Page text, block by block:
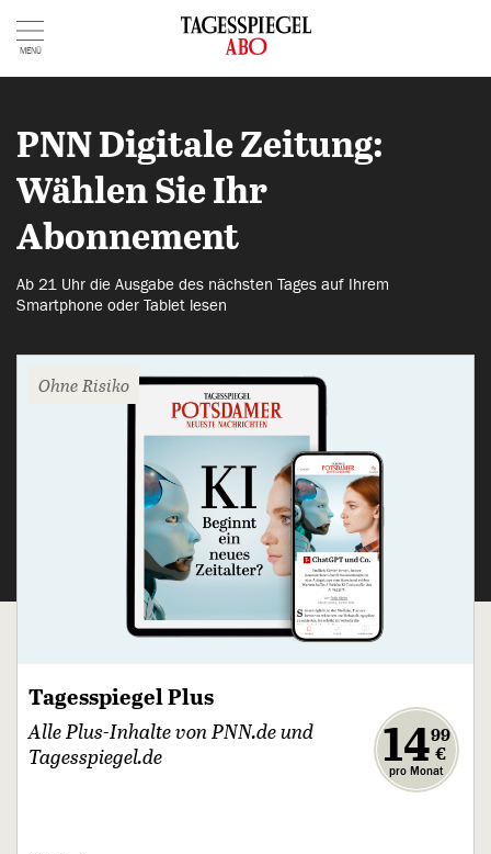
MENÜ
PNN Digitale Zeitung:
Wählen Sie Ihr
Abonnement
Ab 21 Uhr die Ausgabe des nächsten Tages auf Ihrem
Smartphone oder Tablet lesen
Tagesspiegel Plus
Alle Plus-Inhalte von PNN.de und
Tagesspiegel.de
Ohne Risiko
14
,
99
€
pro Monat